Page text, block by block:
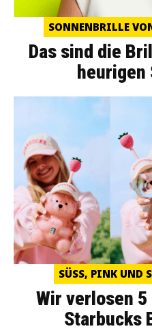
SONNENBRILLE
Das sind die
heurigen
SÜSS, PINK UND
Wir verlosen
Starbucks